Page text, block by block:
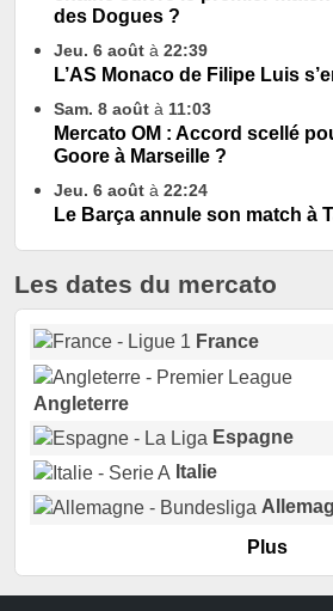
des Dogues ?
Jeu. 6 août à 22:39
L’AS Monaco de Filipe Luis
Sam. 8 août à 11:03
Mercato OM : Accord scellé
Goore à Marseille ?
Jeu. 6 août à 22:24
Le Barça annule son match à
Les dates du mercato
France
Angleterre
Espagne
Italie
Portugal
Pays-Bas
Plus